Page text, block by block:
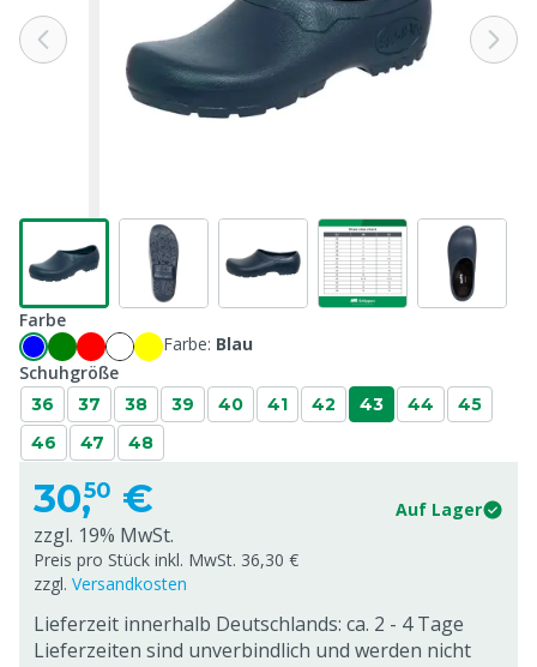
Farbe
Farbe: Blau
Schuhgröße
36 37 38 39 40 41 42 43 44
45
46
47 48
30,50 € Auf Lager
zzgl. 19% MwSt.
Preis pro Stück inkl. MwSt. 36,30 €
zzgl. Versandkosten
Lieferzeit innerhalb Deutschlands: ca. 2 - 4 Tage
Lieferzeiten sind unverbindlich und werden nicht